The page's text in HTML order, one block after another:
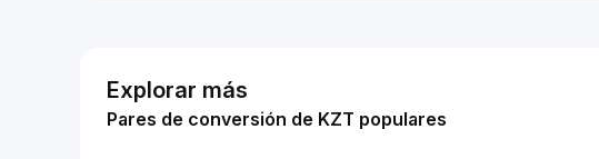
Explorar más
Pares de conversión de KZT populares